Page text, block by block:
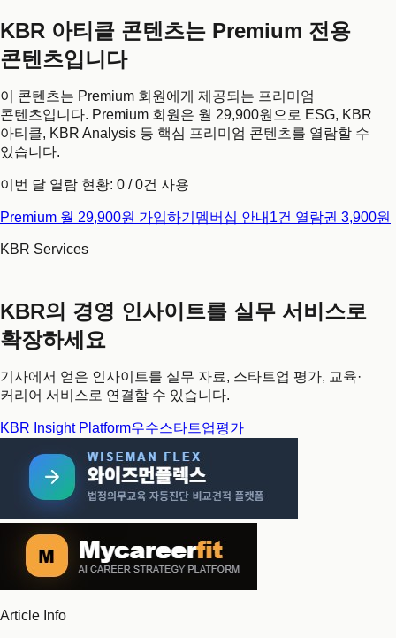
KBR 아티클 콘텐츠는 Premium 전용
콘텐츠입니다
이 콘텐츠는 Premium 회원에게 제공되는 프리미엄
콘텐츠입니다. Premium 회원은 월 29,900원으로 ESG, KBR
아티클, KBR Analysis 등 핵심 프리미엄 콘텐츠를 열람할 수
있습니다.
이번 달 열람 현황: 0 /0건 사용
Premium 월 29,900원 가입하기 멤버십 안내 1건 열람권 3,900원
KBR Services
KBR의 경영 인사이트를 실무 서비스로
확장하세요
기사에서 얻은 인사이트를 실무 자료, 스타트업 평가, 교육·
커리어 서비스로 연결할 수 있습니다.
KBR Insight Platform우수스타트업평가
Article Info